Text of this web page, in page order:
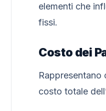
elementi che
fissi.
Costo dei
costo totale